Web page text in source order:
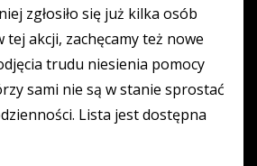
zgłosiło się już kilka osób
tej akcji, zachęcamy też nowe
trudu niesienia pomocy
sami nie są w stanie sprostać
Lista jest dostępna